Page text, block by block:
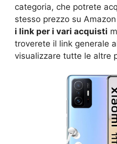
categoria, che potrete
stesso prezzo su
i link per i vari acquisti
troverete il link generale
visualizzare tutte le altre